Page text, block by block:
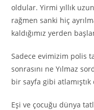
oldular. Yirmi yıllık
rağmen sanki hiç
kaldığımız yerden
Sadece evimizim polis
sonrasını ne Yılmaz
bir sayfa gibi atlamıştık
Eşi ve çocuğu dünya